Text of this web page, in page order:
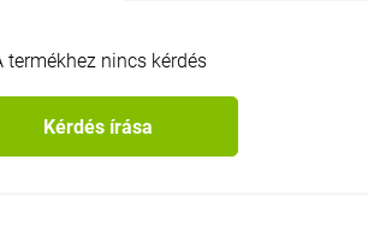
termékhez nincs kérdés
Kérdés írása